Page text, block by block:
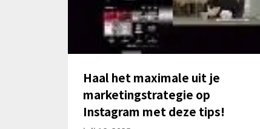
Haal het maximale uit je
marketingstrategie op
Instagram met deze tips!